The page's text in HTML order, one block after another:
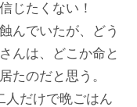
じたくない！
んでいたが、どう
んは、どこか命と
たのだと思う。
人だけで晩ごはん